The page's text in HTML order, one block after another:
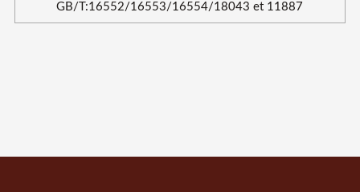
GB/T:16552/16553/16554/18043 et 11887